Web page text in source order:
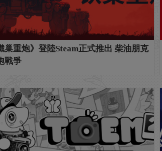
巢重炮》登陸Steam正式推出 柴油朋克
戰爭